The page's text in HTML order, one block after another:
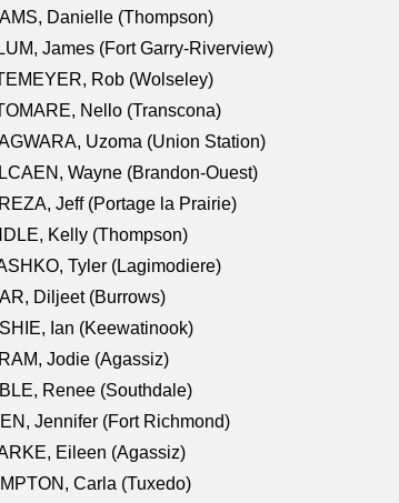
Danielle (Thompson)
James (Fort Garry-Riverview)
Rob (Wolseley)
Nello (Transcona)
Uzoma (Union Station)
Wayne (Brandon-Ouest)
Jeff (Portage la Prairie)
Kelly (Thompson)
Tyler (Lagimodiere)
Diljeet (Burrows)
Ian (Keewatinook)
Jodie (Agassiz)
Renee (Southdale)
Jennifer (Fort Richmond)
Eileen (Agassiz)
Carla (Tuxedo)